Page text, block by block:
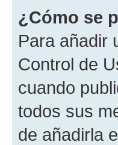
¿Cómo se
Para añadir
Control de
cuando
todos sus
de añadirla